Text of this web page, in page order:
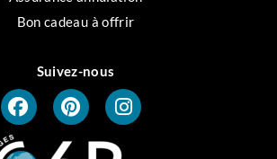
Bon cadeau à offrir
Suivez-nous